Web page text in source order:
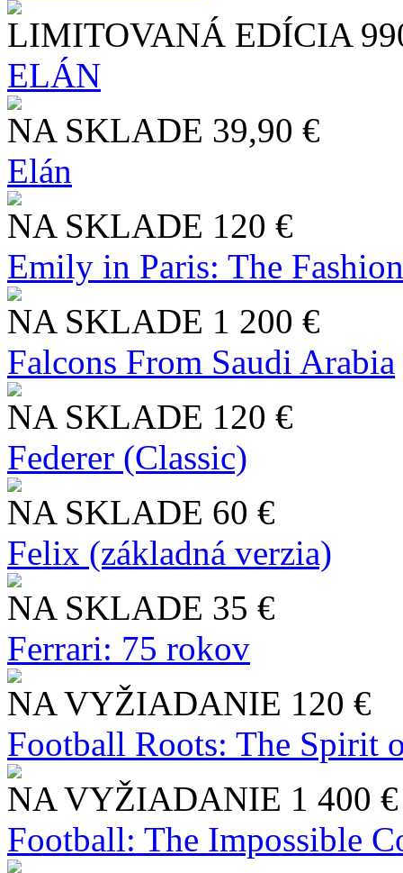
LIMITOVANÁ EDÍCIA
ELÁN
NA SKLADE 39,90 €
Elán
NA SKLADE 120 €
Emily in Paris: The
NA SKLADE 1 200 €
Falcons From Saudi Arabia
NA SKLADE 120 €
Federer (Classic)
NA SKLADE 60 €
Felix (základná verzia)
NA SKLADE 35 €
Ferrari: 75 rokov
NA VYŽIADANIE 120 €
Football Roots: The Spirit
NA VYŽIADANIE 1 400 €
Football: The Impossible